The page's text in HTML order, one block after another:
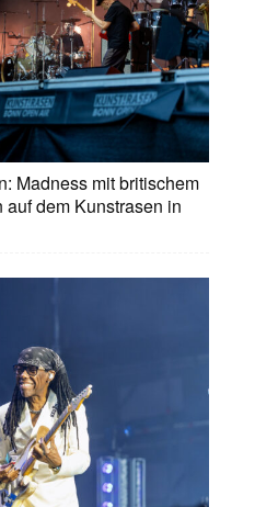
Madness mit britischem
dem Kunstrasen in